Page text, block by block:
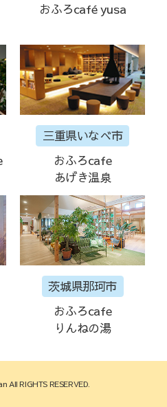
おふろcafé yusa
三重県いなべ市
おふろcafe
あげき温泉
茨城県那珂市
おふろcafe
りんねの湯
All RIGHTS RESERVED.